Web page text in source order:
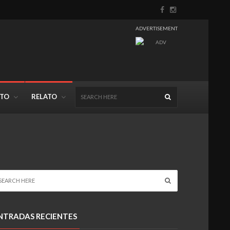
ADVERTISEMENT
RELATO
RECIENTES